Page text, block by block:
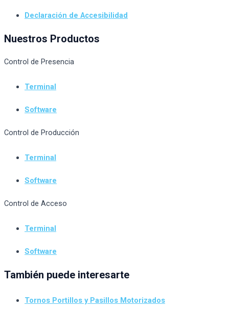
Declaración de Accesibilidad
Nuestros Productos
Control de Presencia
Terminal
Software
Control de Producción
Terminal
Software
Control de Acceso
Terminal
Software
También puede interesarte
Tornos Portillos y Pasillos Motorizados